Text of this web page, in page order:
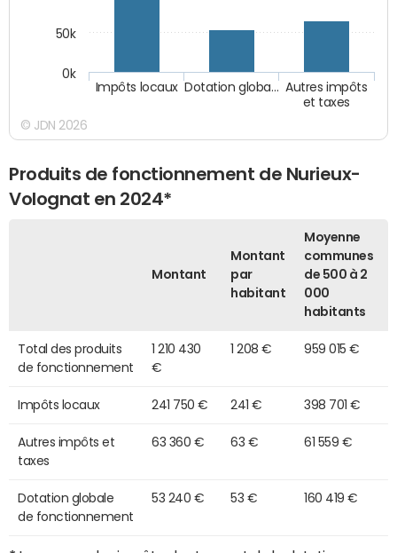
Autres impôts
et taxes
Dotation globa…
Impôts locaux
0k
50k
© JDN 2026
Produits de fonctionnement de Nurieux-
Volognat en 2024*
Montant
Montant
par
habitant
Moyenne
communes
de 500 à 2
000
habitants
Total des produits
de fonctionnement
1 210 430
€
1 208 € 959 015 €
Impôts locaux 241 750 € 241 € 398 701 €
Autres impôts et
taxes
63 360 € 63 € 61 559 €
Dotation globale
de fonctionnement
53 240 € 53 € 160 419 €